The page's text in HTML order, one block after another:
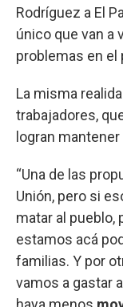
Rodríguez a El
único que van a
problemas en el
La misma
trabajadores,
logran
“Una de las
Unión, pero si
matar al pueblo,
estamos acá
familias. Y por
vamos a gastar